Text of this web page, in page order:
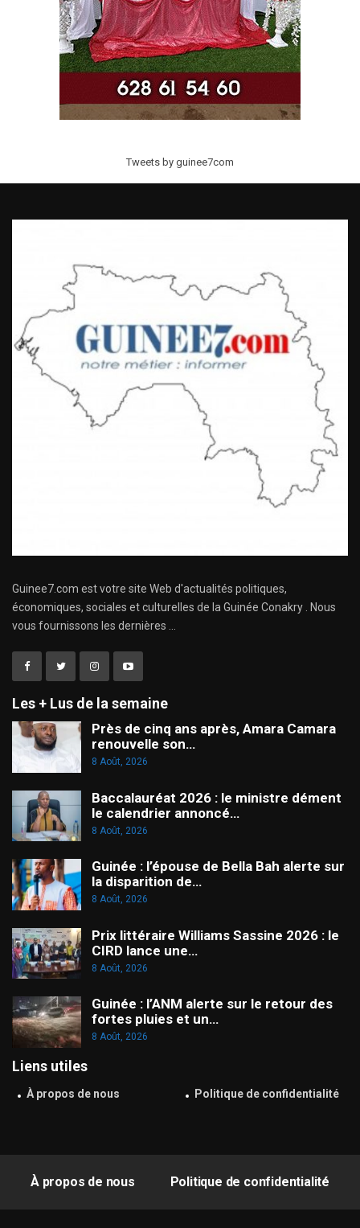
Tweets by guinee7com
Guinee7.com est votre site Web d'actualités politiques,
économiques, sociales et culturelles de la Guinée Conakry . Nous
vous fournissons les dernières ...
Les + Lus de la semaine
Près de cinq ans après, Amara Camara
renouvelle son…
8 Août, 2026
Baccalauréat 2026 : le ministre dément
le calendrier annoncé…
8 Août, 2026
Guinée : l’épouse de Bella Bah alerte sur
la disparition de…
8 Août, 2026
Prix littéraire Williams Sassine 2026 : le
CIRD lance une…
8 Août, 2026
Guinée : l’ANM alerte sur le retour des
fortes pluies et un…
8 Août, 2026
Liens utiles
À propos de nous Politique de confidentialité
À propos de nous Politique de confidentialité